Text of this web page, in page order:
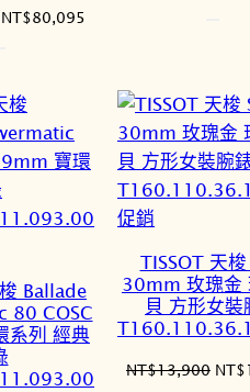
原
NT$96,500。
NT$80,095
NT$80,095。
Ballade
80 COSC
系列 經典
促銷
商
品
TISSOT 天梭
30mm 玫瑰金
貝 方形女裝
NT$13,900 原
NT$